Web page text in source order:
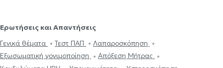
Ερωτήσεις και Απαντήσεις
Γενικά θέματα
Τεστ ΠΑΠ
Λαπαροσκόπηση
Εξωσωματική γονιμοποίηση
Απόξεση Μήτρας